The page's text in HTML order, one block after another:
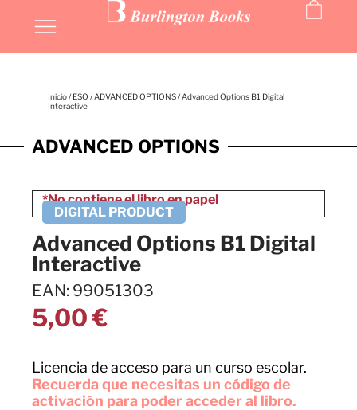
Inicio/ ESO / ADVANCED OPTIONS/ Advanced Options B1 Digital
Interactive
ADVANCED OPTIONS
Advanced Options B1 Digital
Interactive
EAN: 99051303
5,00€
Licencia de acceso para un curso escolar.
Recuerda que necesitas un código de
activación para poder acceder al libro.